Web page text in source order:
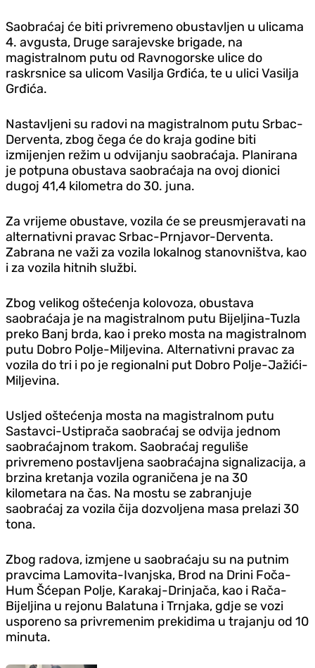
Saobraćaj će biti privremeno obustavljen u ulicama
4. avgusta, Druge sarajevske brigade, na
magistralnom putu od Ravnogorske ulice do
raskrsnice sa ulicom Vasilja Grđića, te u ulici Vasilja
Grđića.
Nastavljeni su radovi na magistralnom putu Srbac-
Derventa, zbog čega će do kraja godine biti
izmijenjen režim u odvijanju saobraćaja. Planirana
je potpuna obustava saobraćaja na ovoj dionici
dugoj 41,4 kilometra do 30. juna.
Za vrijeme obustave, vozila će se preusmjeravati na
alternativni pravac Srbac-Prnjavor-Derventa.
Zabrana ne važi za vozila lokalnog stanovništva, kao
i za vozila hitnih službi.
Zbog velikog oštećenja kolovoza, obustava
saobraćaja je na magistralnom putu Bijeljina-Tuzla
preko Banj brda, kao i preko mosta na magistralnom
putu Dobro Polje-Miljevina. Alternativni pravac za
vozila do tri i po je regionalni put Dobro Polje-Jažići-
Miljevina.
Usljed oštećenja mosta na magistralnom putu
Sastavci-Ustiprača saobraćaj se odvija jednom
saobraćajnom trakom. Saobraćaj reguliše
privremeno postavljena saobraćajna signalizacija, a
brzina kretanja vozila ograničena je na 30
kilometara na čas. Na mostu se zabranjuje
saobraćaj za vozila čija dozvoljena masa prelazi 30
tona.
Zbog radova, izmjene u saobraćaju su na putnim
pravcima Lamovita-Ivanjska, Brod na Drini Foča-
Hum Šćepan Polje, Karakaj-Drinjača, kao i Rača-
Bijeljina u rejonu Balatuna i Trnjaka, gdje se vozi
usporeno sa privremenim prekidima u trajanju od 10
minuta.